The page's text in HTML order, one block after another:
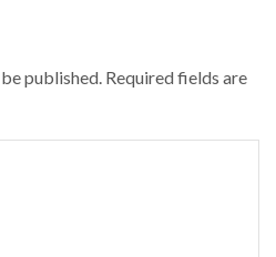
published. Required fields are